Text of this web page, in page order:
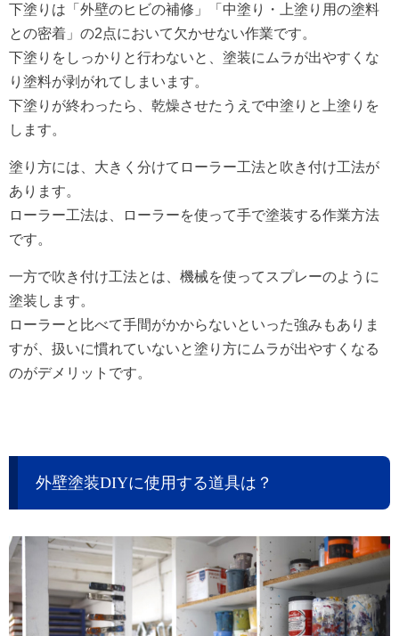
下塗りは「外壁のヒビの補修」「中塗り・上塗り用の塗料
との密着」の2点において欠かせない作業です。
下塗りをしっかりと行わないと、塗装にムラが出やすくな
り塗料が剥がれてしまいます。
下塗りが終わったら、乾燥させたうえで中塗りと上塗りを
します。
塗り方には、大きく分けてローラー工法と吹き付け工法が
あります。
ローラー工法は、ローラーを使って手で塗装する作業方法
です。
一方で吹き付け工法とは、機械を使ってスプレーのように
塗装します。
ローラーと比べて手間がかからないといった強みもありま
すが、 扱いに慣れていないと塗り方にムラが出やすくなる
のがデメリットです。
外壁塗装DIYに使用する道具は？